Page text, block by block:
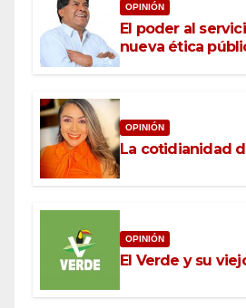
OPINIÓN
El poder al
nueva ética
OPINIÓN
La cotidianidad
OPINIÓN
El Verde y su